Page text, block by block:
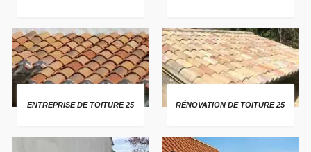
ENTREPRISE DE TOITURE 25 RÉNOVATION DE TOITURE 25